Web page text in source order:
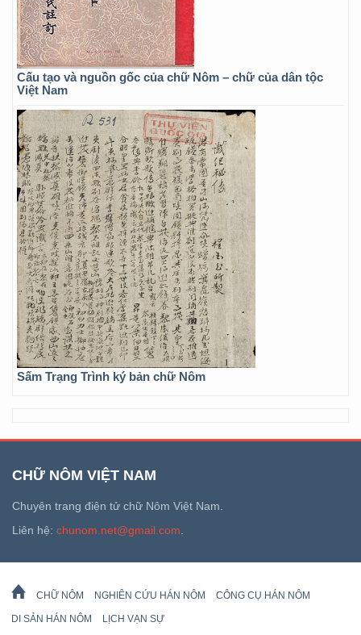
Cấu tạo và nguồn gốc của chữ Nôm – chữ của dân tộc
Việt Nam
Sấm Trạng Trình ký bản chữ Nôm
CHỮ NÔM VIỆT NAM
Chuyên trang điện tử chữ Nôm Việt Nam.
Liên hệ: chunom.net@gmail.com
CHỮ NÔM NGHIÊN CỨU HÁN NÔM CÔNG CỤ HÁN NÔM
DI SẢN HÁN NÔM LỊCH VẠN SỰ